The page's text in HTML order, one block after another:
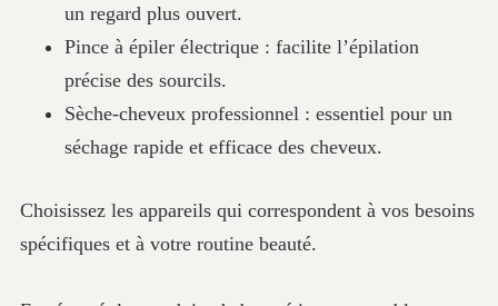
un regard plus ouvert.
Pince à épiler électrique : facilite l’épilation
précise des sourcils.
Sèche-cheveux professionnel : essentiel pour un
séchage rapide et efficace des cheveux.
Choisissez les appareils qui correspondent à vos besoins
spécifiques et à votre routine beauté.